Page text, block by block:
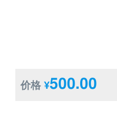
价格 ¥500.00